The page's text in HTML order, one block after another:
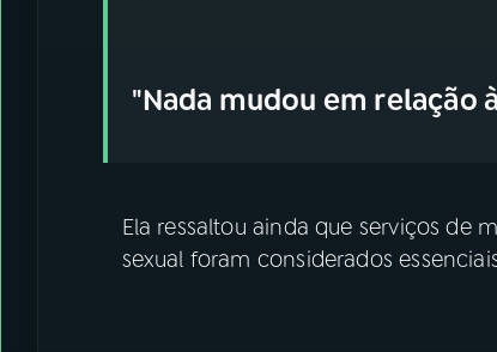
"Nada mudou em relação
Ela ressaltou ainda que serviços de
sexual foram considerados